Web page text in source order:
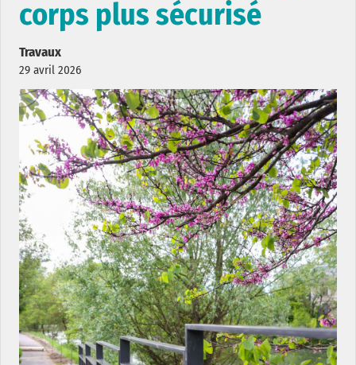
corps plus sécurisé
Travaux
29 avril 2026